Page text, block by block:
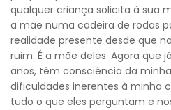
qualquer criança solicita à sua
a mãe numa cadeira de rodas
realidade presente desde que
ruim. É a mãe deles. Agora que
anos, têm consciência da
dificuldades inerentes à minha
tudo o que eles perguntam e